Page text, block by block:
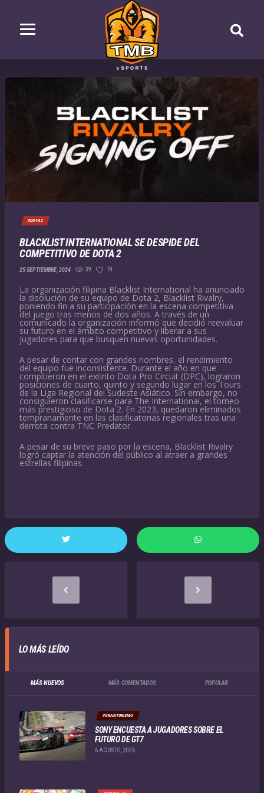
#DOTA2
BLACKLIST INTERNATIONAL SE DESPIDE DEL
COMPETITIVO DE DOTA 2
25 SEPTIEMBRE, 2024 39 79
La organización filipina Blacklist International ha anunciado
la disolución de su equipo de Dota 2, Blacklist Rivalry,
poniendo fin a su participación en la escena competitiva
del juego tras menos de dos años. A través de un
comunicado la organización informó que decidió reevaluar
su futuro en el ámbito competitivo y liberar a sus
jugadores para que busquen nuevas oportunidades.
A pesar de contar con grandes nombres, el rendimiento
del equipo fue inconsistente. Durante el año en que
compitieron en el extinto Dota Pro Circuit (DPC), lograron
posiciones de cuarto, quinto y segundo lugar en los Tours
de la Liga Regional del Sudeste Asiático. Sin embargo, no
consiguieron clasificarse para The International, el torneo
más prestigioso de Dota 2. En 2023, quedaron eliminados
tempranamente en las clasificatorias regionales tras una
derrota contra TNC Predator.
A pesar de su breve paso por la escena, Blacklist Rivalry
logró captar la atención del público al atraer a grandes
estrellas filipinas.
LO MÁS LEÍDO
MÁS NUEVOS MÁS COMENTADOS POPULAR
#GRANTURISMO
SONY ENCUESTA A JUGADORES SOBRE EL
FUTURO DE GT7
6 AGOSTO, 2026